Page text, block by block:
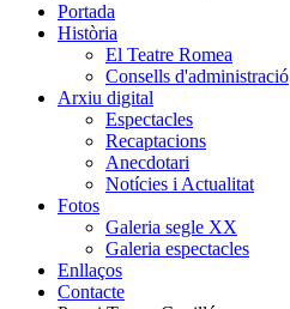
Portada
Història
El Teatre Romea
Consells d'administració
Arxiu digital
Espectacles
Recaptacions
Anecdotari
Notícies i Actualitat
Fotos
Galeria segle XX
Galeria espectacles
Enllaços
Contacte